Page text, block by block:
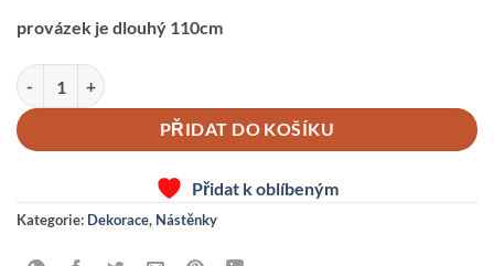
provázek je dlouhý 110cm
PROVÁZKOVÁ NÁSTĚNKA-DĚTI MALÉ množství
PŘIDAT DO KOŠÍKU
Přidat k oblíbeným
Kategorie: Dekorace, Nástěnky